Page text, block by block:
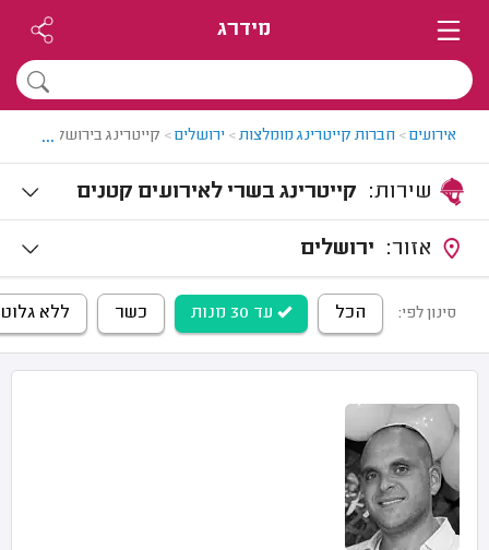
מידרג
אירועים> חברות קייטרינג מומלצות> ירושלים> קייטרינג בירושלים
...
קייטרינג בשרי לאירועים קטנים
ירושלים
סינון לפי: הכל עד 30 מנות כשר ללא